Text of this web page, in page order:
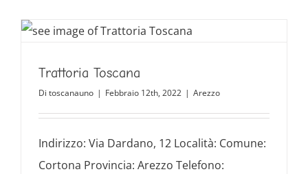
Trattoria Toscana
Di toscanauno | Febbraio 12th, 2022 | Arezzo
Indirizzo: Via Dardano, 12 Località: Comune:
Cortona Provincia: Arezzo Telefono: